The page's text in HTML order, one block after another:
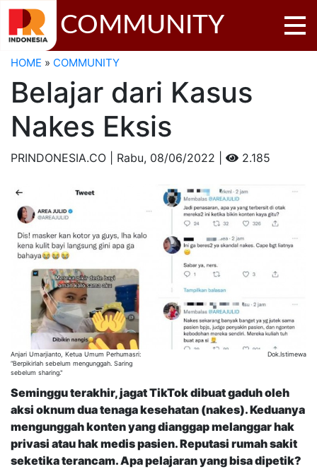
COMMUNITY
HOME » COMMUNITY
Belajar dari Kasus
Nakes Eksis
PRINDONESIA.CO | Rabu, 08/06/2022 | 2.185
Anjari Umarjianto, Ketua Umum Perhumasri:
“Berpikirlah sebelum mengunggah. Saring
sebelum sharing."
Dok.Istimewa
Seminggu terakhir, jagat TikTok dibuat gaduh oleh
aksi oknum dua tenaga kesehatan (nakes). Keduanya
mengunggah konten yang dianggap melanggar hak
privasi atau hak medis pasien. Reputasi rumah sakit
seketika terancam. Apa pelajaran yang bisa dipetik?